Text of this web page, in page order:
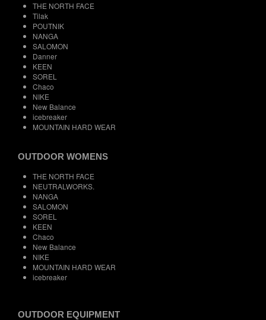
THE NORTH FACE
Tilak
POUTNIK
NANGA
SALOMON
Danner
KEEN
SOREL
Chaco
NIKE
New Balance
icebreaker
MOUNTAIN HARD WEAR
OUTDOOR WOMENS
THE NORTH FACE
NEUTRALWORKS.
NANGA
SALOMON
SOREL
KEEN
Chaco
New Balance
NIKE
MOUNTAIN HARD WEAR
icebreaker
OUTDOOR EQUIPMENT